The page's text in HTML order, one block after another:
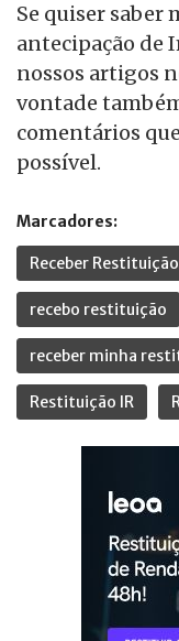
Se quiser saber
antecipação de
nossos artigos
vontade
comentários
possível.
Marcadores:
Receber Restituição
recebo restituição
receber minha
Restituição IR